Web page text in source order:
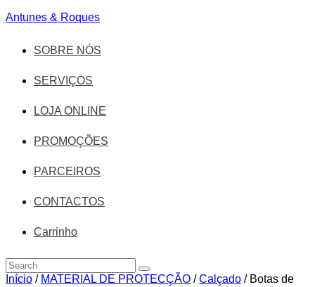
Antunes & Roques
SOBRE NÓS
SERVIÇOS
LOJA ONLINE
PROMOÇÕES
PARCEIROS
CONTACTOS
Carrinho
Início / MATERIAL DE PROTECÇÃO /Calçado / Botas de